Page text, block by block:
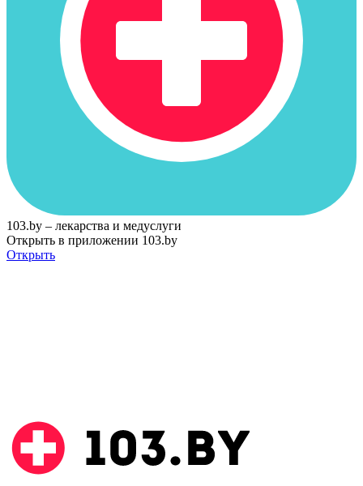
103.by – лекарства и медуслуги
Открыть в приложении 103.by
Открыть